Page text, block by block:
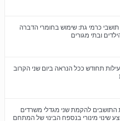
כרמי גת: שימוש בחומרי הדברה
ובתי מגורים
תחודש ככל הנראה ביום שני הקרוב
התושבים להקמת שני מגדלי משרדים
שינוי מינורי בנספח הבינוי של המתחם